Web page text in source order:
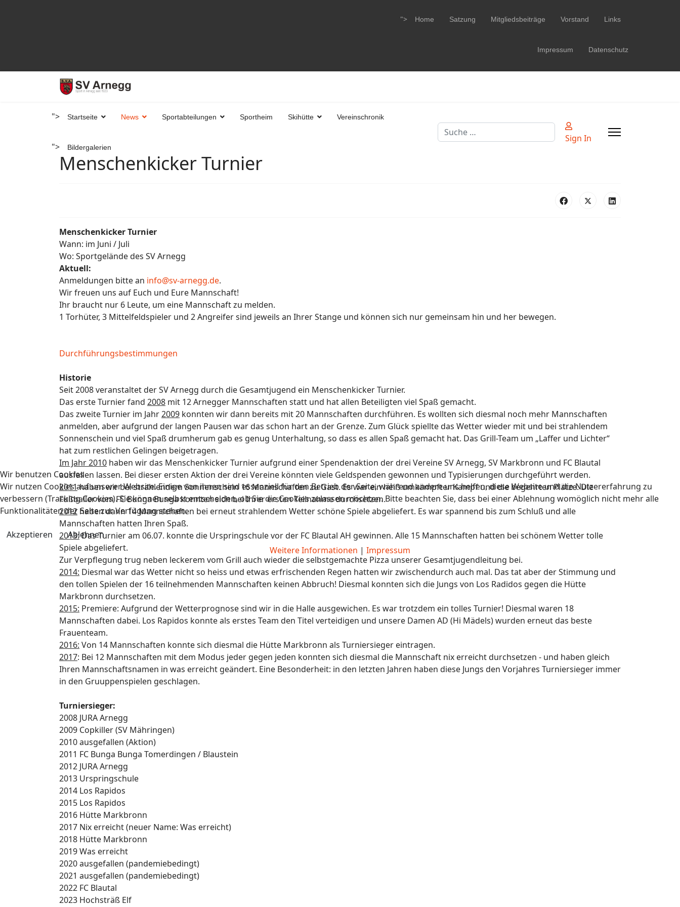
"> Home Satzung Mitgliedsbeiträge Vorstand Links
Impressum Datenschutz
"> Startseite News Sportabteilungen Sportheim Skihütte Vereinschronik
"> Bildergalerien
Suchen
Sign In
Menschenkicker Turnier
Menschenkicker Turnier
Wann: im Juni / Juli
Wo: Sportgelände des SV Arnegg
Aktuell:
Anmeldungen bitte an info@sv-arnegg.de.
Wir freuen uns auf Euch und Eure Mannschaft!
Ihr braucht nur 6 Leute, um eine Mannschaft zu melden.
1 Torhüter, 3 Mittelfeldspieler und 2 Angreifer sind jeweils an Ihrer Stange und können sich nur gemeinsam hin und her bewegen.
Durchführungsbestimmungen
Historie
Seit 2008 veranstaltet der SV Arnegg durch die Gesamtjugend ein Menschenkicker Turnier.
Das erste Turnier fand 2008 mit 12 Arnegger Mannschaften statt und hat allen Beteiligten viel Spaß gemacht.
Das zweite Turnier im Jahr2009 konnten wir dann bereits mit 20 Mannschaften durchführen. Es wollten sich diesmal noch mehr Mannschaften
anmelden, aber aufgrund der langen Pausen war das schon hart an der Grenze. Zum Glück spiellte das Wetter wieder mit und bei strahlendem
Sonnenschein und viel Spaß drumherum gab es genug Unterhaltung, so dass es allen Spaß gemacht hat. Das Grill-Team um „Laffer und Lichter“
hat zum restlichen Gelingen beigetragen.
Im Jahr 2010 haben wir das Menschenkicker Turnier aufgrund einer Spendenaktion der drei Vereine SV Arnegg, SV Markbronn und FC Blautal
ausfallen lassen. Bei dieser ersten Aktion der drei Vereine könnten viele Geldspenden gewonnen und Typisierungen durchgeführt werden.
2011haben wir bei strahlendem Sonnenschein 16 Mannschaften zu Gast. Es war ein heiß umkämpfter Kampf und die begehrten Plätze. Die
Fußballer vom FC Bunga Bunga konnten sich bei Ihrer ersten Teilnahme durchsetzen.
2012haben dann 14 Mannschaften bei erneut strahlendem Wetter schöne Spiele abgeliefert. Es war spannend bis zum Schluß und alle
Mannschaften hatten Ihren Spaß.
2013:Das Turnier am 06.07. konnte die Urspringschule vor der FC Blautal AH gewinnen. Alle 15 Mannschaften hatten bei schönem Wetter tolle
Spiele abgeliefert.
Zur Verpflegung trug neben leckerem vom Grill auch wieder die selbstgemachte Pizza unserer Gesamtjugendleitung bei.
2014: Diesmal war das Wetter nicht so heiss und etwas erfrischenden Regen hatten wir zwischendurch auch mal. Das tat aber der Stimmung und
den tollen Spielen der 16 teilnehmenden Mannschaften keinen Abbruch! Diesmal konnten sich die Jungs von Los Radidos gegen die Hütte
Markbronn durchsetzen.
2015: Premiere: Aufgrund der Wetterprognose sind wir in die Halle ausgewichen. Es war trotzdem ein tolles Turnier! Diesmal waren 18
Mannschaften dabei. Los Rapidos konnte als erstes Team den Titel verteidigen und unsere Damen AD (Hi Mädels) wurden erneut das beste
Frauenteam.
2016: Von 14 Mannschaften konnte sich diesmal die Hütte Markbronn als Turniersieger eintragen.
2017: Bei 12 Mannschaften mit dem Modus jeder gegen jeden konnten sich diesmal die Mannschaft nix erreicht durchsetzen - und haben gleich
Ihren Mannschaftsnamen in was erreicht geändert. Eine Besonderheit: in den letzten Jahren haben diese Jungs den Vorjahres Turniersieger immer
in den Gruuppenspielen geschlagen.
Turniersieger:
2008 JURA Arnegg
2009 Copkiller (SV Mähringen)
2010 ausgefallen (Aktion)
2011 FC Bunga Bunga Tomerdingen / Blaustein
2012 JURA Arnegg
2013 Urspringschule
2014 Los Rapidos
2015 Los Rapidos
2016 Hütte Markbronn
2017 Nix erreicht (neuer Name: Was erreicht)
2018 Hütte Markbronn
2019 Was erreicht
2020 ausgefallen (pandemiebedingt)
2021 ausgefallen (pandemiebedingt)
2022 FC Blautal
2023 Hochsträß Elf
Wir benutzen Cookies
Wir nutzen Cookies auf unserer Website. Einige von ihnen sind essenziell für den Betrieb der Seite, während andere uns helfen, diese Website und die Nutzererfahrung zu
verbessern (Tracking Cookies). Sie können selbst entscheiden, ob Sie die Cookies zulassen möchten. Bitte beachten Sie, dass bei einer Ablehnung womöglich nicht mehr alle
Funktionalitäten der Seite zur Verfügung stehen.
Akzeptieren
Ablehnen
Weitere Informationen | Impressum